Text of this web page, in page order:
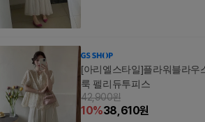
[아리엘스타일]플라워블라우
룩 펠리듀투피스
42,900원
10%38,610원